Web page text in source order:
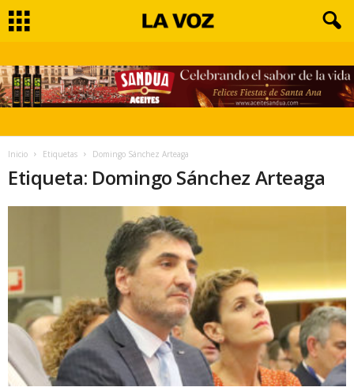
Inicio Etiquetas Domingo Sánchez Arteaga
Etiqueta: Domingo Sánchez Arteaga